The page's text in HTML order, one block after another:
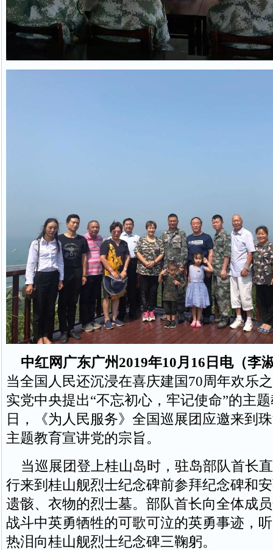
中红网广东广州2019年10月16日电（李
当全国人民还沉浸在喜庆建国70周年欢乐
实党中央提出“不忘初心，牢记使命”的主
日，《为人民服务》全国巡展团应邀来到
主题教育宣讲党的宗旨。
当巡展团登上桂山岛时，驻岛部队首长
行来到桂山舰烈士纪念碑前参拜纪念碑和
遗骸、衣物的烈士墓。部队首长向全体成
战斗中英勇牺牲的可歌可泣的英勇事迹，
热泪向桂山舰烈士纪念碑三鞠躬。